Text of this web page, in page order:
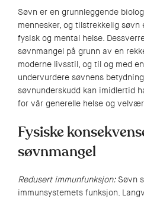
Søvn er en grunnleggende
mennesker, og tilstrekkelig
fysisk og mental helse.
søvnmangel på grunn av en
moderne livsstil, og til og med
undervurdere søvnens
søvnunderskudd kan imidlertid
for vår generelle helse og
Fysiske
søvnmangel
Redusert immunfunksjon:Søvn
immunsystemets funksjon.